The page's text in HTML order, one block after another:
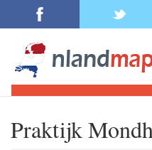
Praktijk